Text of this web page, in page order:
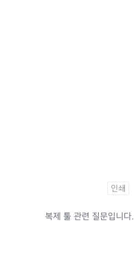
인쇄
복제 툴 관련 질문입니다.